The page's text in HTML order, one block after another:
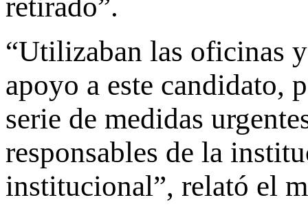
“Utilizaban las oficinas
apoyo a este candidato,
serie de medidas
responsables de la
institucional”, relató el